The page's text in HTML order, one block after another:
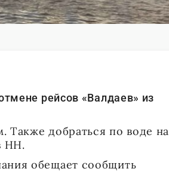
рейсов «Валдаев» из
Также добраться по воде на
НН.
обещает сообщить